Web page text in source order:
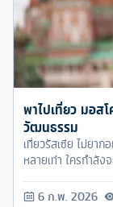
พาไปเที่ยว มอส
วัฒนธรรม
เที่ยวรัสเซีย ไม่ยา
หลายเท่า ใครกำลัง
6 ก.พ. 2026